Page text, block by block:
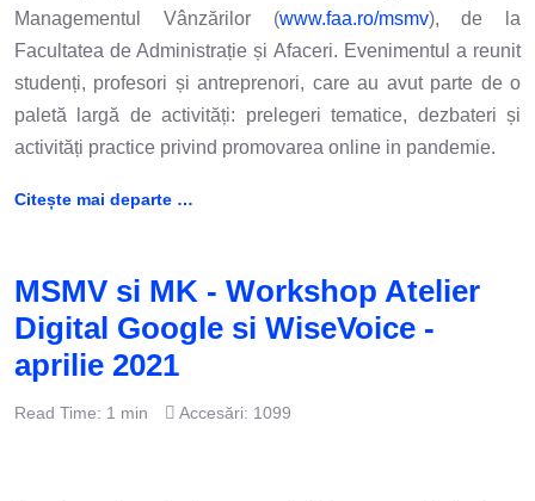
Managementul Vânzărilor (www.faa.ro/msmv), de la
Facultatea de Administrație și Afaceri. Evenimentul a reunit
studenți, profesori și antreprenori, care au avut parte de o
paletă largă de activități: prelegeri tematice, dezbateri și
activități practice privind promovarea online in pandemie.
Citește mai departe …
MSMV si MK - Workshop Atelier
Digital Google si WiseVoice -
aprilie 2021
Read Time: 1 min Accesări: 1099